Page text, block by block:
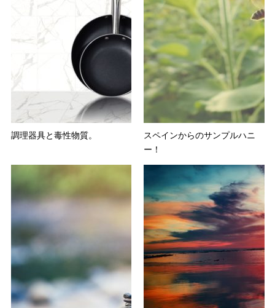
調理器具と毒性物質。
スペインからのサンプルハニ
ー！